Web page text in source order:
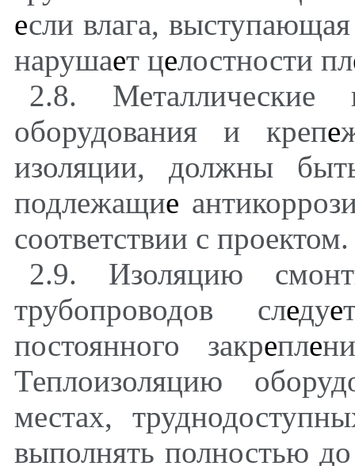
если влага,
нарушает целостности пл
2.8. Металлические
оборудования и крепе
изоляции, должны
подлежащие
соответствии с проектом.
2.9. Изоляцию
трубопроводов следуе
постоянного закрепле
Теплоизоляцию
местах,
выполнять полностью